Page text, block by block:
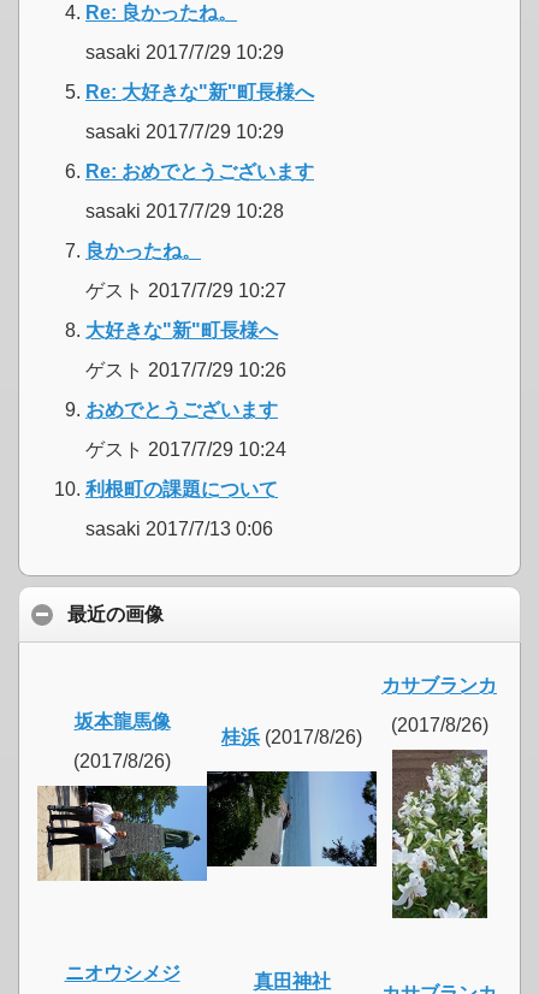
Re: 良かったね。
sasaki 2017/7/29 10:29
Re: 大好きな"新"町長様へ
sasaki 2017/7/29 10:29
Re: おめでとうございます
sasaki 2017/7/29 10:28
良かったね。
ゲスト 2017/7/29 10:27
大好きな"新"町長様へ
ゲスト 2017/7/29 10:26
おめでとうございます
ゲスト 2017/7/29 10:24
利根町の課題について
sasaki 2017/7/13 0:06
最近の画像
坂本龍馬像
(2017/8/26)
桂浜 (2017/8/26)
カサブランカ
(2017/8/26)
ニオウシメジ 真田神社